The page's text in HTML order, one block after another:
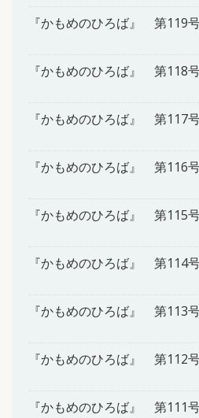
『かもめのひろば』 第119
『かもめのひろば』 第118
『かもめのひろば』 第117
『かもめのひろば』 第116
『かもめのひろば』 第115
『かもめのひろば』 第114
『かもめのひろば』 第113
『かもめのひろば』 第112
『かもめのひろば』 第111